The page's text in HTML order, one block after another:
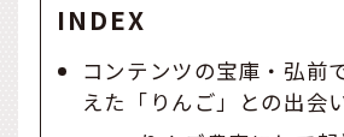
INDEX
コンテンツの宝庫・弘前
えた「りんご」との出会